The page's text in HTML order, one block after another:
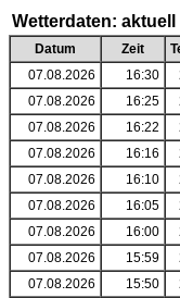
Wetterdaten: aktuell
Datum Zeit
07.08.2026
16:30
07.08.2026
16:25
07.08.2026
16:22
07.08.2026
16:16
07.08.2026
16:10
07.08.2026
16:05
07.08.2026
16:00
07.08.2026
15:59
07.08.2026
15:50